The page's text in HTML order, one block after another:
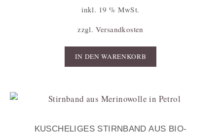
inkl. 19 % MwSt.
zzgl. Versandkosten
IN DEN WARENKORB
KUSCHELIGES STIRNBAND AUS BIO-